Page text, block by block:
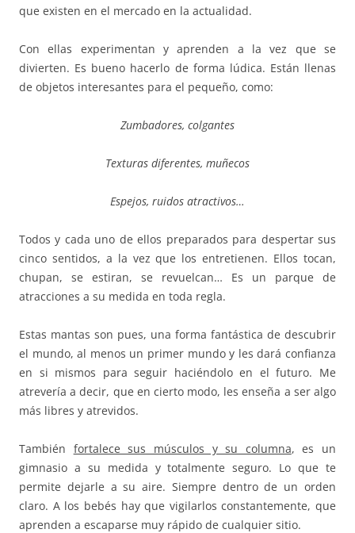
que existen en el mercado en la actualidad.
Con ellas experimentan y aprenden a la vez que se
divierten. Es bueno hacerlo de forma lúdica. Están llenas
de objetos interesantes para el pequeño, como:
Zumbadores, colgantes
Texturas diferentes, muñecos
Espejos, ruidos atractivos…
Todos y cada uno de ellos preparados para despertar sus
cinco sentidos, a la vez que los entretienen. Ellos tocan,
chupan, se estiran, se revuelcan… Es un parque de
atracciones a su medida en toda regla.
Estas mantas son pues, una forma fantástica de descubrir
el mundo, al menos un primer mundo y les dará confianza
en si mismos para seguir haciéndolo en el futuro. Me
atrevería a decir, que en cierto modo, les enseña a ser algo
más libres y atrevidos.
También fortalece sus músculos y su columna, es un
gimnasio a su medida y totalmente seguro. Lo que te
permite dejarle a su aire. Siempre dentro de un orden
claro. A los bebés hay que vigilarlos constantemente, que
aprenden a escaparse muy rápido de cualquier sitio.